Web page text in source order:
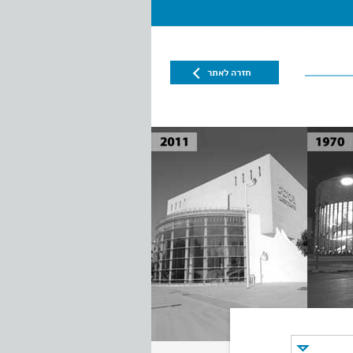
חזרה לאתר